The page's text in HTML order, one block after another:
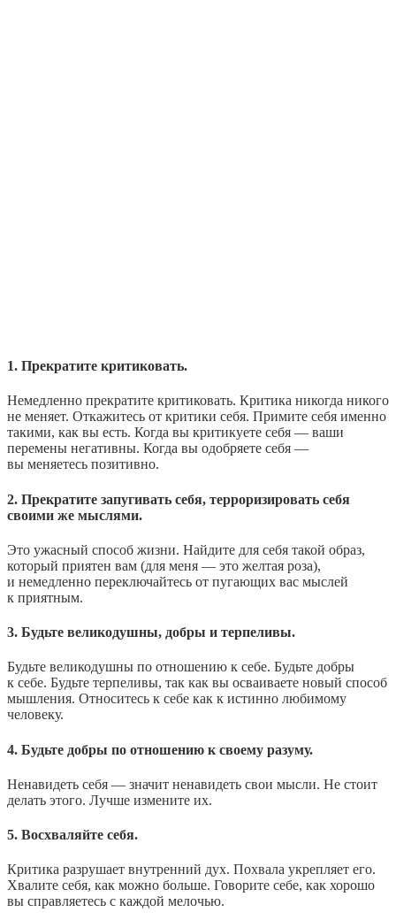
1. Прекратите критиковать.
Немедленно прекратите критиковать. Критика никогда никого
не меняет. Откажитесь от критики себя. Примите себя именно
такими, как вы есть. Когда вы критикуете себя — ваши
перемены негативны. Когда вы одобряете себя —
вы меняетесь позитивно.
2. Прекратите запугивать себя, терроризировать себя
своими же мыслями.
Это ужасный способ жизни. Найдите для себя такой образ,
который приятен вам (для меня — это желтая роза),
и немедленно переключайтесь от пугающих вас мыслей
к приятным.
3. Будьте великодушны, добры и терпеливы.
Будьте великодушны по отношению к себе. Будьте добры
к себе. Будьте терпеливы, так как вы осваиваете новый способ
мышления. Относитесь к себе как к истинно любимому
человеку.
4. Будьте добры по отношению к своему разуму.
Ненавидеть себя — значит ненавидеть свои мысли. Не стоит
делать этого. Лучше измените их.
5. Восхваляйте себя.
Критика разрушает внутренний дух. Похвала укрепляет его.
Хвалите себя, как можно больше. Говорите себе, как хорошо
вы справляетесь с каждой мелочью.